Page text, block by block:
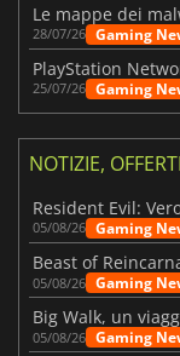
28/07/26 Gaming
25/07/26 Gaming
NOTIZIE,
05/08/26 Gaming
05/08/26 Gaming
Big Walk, un
05/08/26 Gaming